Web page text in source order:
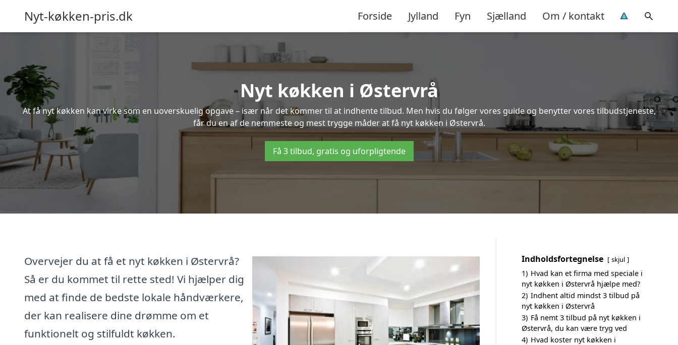
Nyt-køkken-pris.dk Forside Jylland Fyn Sjælland Om / kontakt
Nyt køkken i Østervrå
At få nyt køkken kan virke som en uoverskuelig opgave – især når det kommer til at indhente tilbud. Men hvis du følger vores guide og benytter vores tilbudstjeneste,
får du en af de nemmeste og mest trygge måder at få nyt køkken i Østervrå.
Få 3 tilbud, gratis og uforpligtende
Overvejer du at få et nyt køkken i Østervrå?
Så er du kommet til rette sted! Vi hjælper dig
med at finde de bedste lokale håndværkere,
der kan realisere dine drømme om et
funktionelt og stilfuldt køkken.
Indholdsfortegnelse skjul
1) Hvad kan et firma med speciale i
nyt køkken i Østervrå hjælpe med?
2) Indhent altid mindst 3 tilbud på
nyt køkken i Østervrå
3) Få nemt 3 tilbud på nyt køkken i
Østervrå, du kan være tryg ved
4) Hvad koster nyt køkken i